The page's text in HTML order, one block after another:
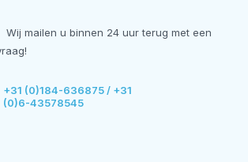
Wij mailen u binnen 24 uur terug met een
+31 (0)184-636875 / +31
(0)6-43578545